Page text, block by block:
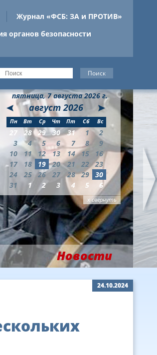
Журнал «ФСБ: ЗА и ПРОТИВ»
органов безопасности
Новости
пятница, 7 августа 2026 г.
август 2026
Пн Вт Ср Чт Пт Сб Вс
27 28 29 30 31 1
2
3
4 5 6 7 8
9
10
11 12 13 14 15
16
17
18 19 20 21 22
23
24
25 26 27 28 29
30
31
1 2 3 4 5 6
хсвернуть
24.10.2024